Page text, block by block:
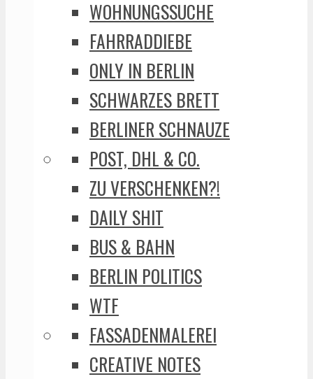
WOHNUNGSSUCHE
FAHRRADDIEBE
ONLY IN BERLIN
SCHWARZES BRETT
BERLINER SCHNAUZE
POST, DHL & CO.
ZU VERSCHENKEN?!
DAILY SHIT
BUS & BAHN
BERLIN POLITICS
WTF
FASSADENMALEREI
CREATIVE NOTES